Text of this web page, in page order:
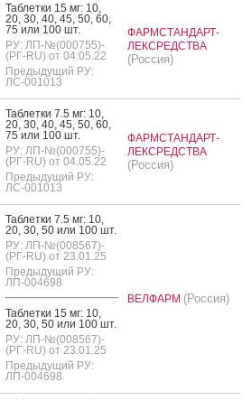
Таб­летки 15 мг: 10,
20, 30, 40, 45, 50, 60,
75 или 100 шт.
РУ: ЛП-№(000755)-
(РГ-RU) от 04.05.22
Предыдущий РУ:
ЛС-001013
ФАРМСТАНДАРТ-
ЛЕКСРЕДСТВА
(Россия)
Таб­летки 7.5 мг: 10,
20, 30, 40, 45, 50, 60,
75 или 100 шт.
РУ: ЛП-№(000755)-
(РГ-RU) от 04.05.22
Предыдущий РУ:
ЛС-001013
ФАРМСТАНДАРТ-
ЛЕКСРЕДСТВА
(Россия)
Таб­летки 7.5 мг: 10,
20, 30, 50 или 100 шт.
РУ: ЛП-№(008567)-
(РГ-RU) от 23.01.25
Предыдущий РУ:
ЛП-004698
Таб­летки 15 мг: 10,
20, 30, 50 или 100 шт.
РУ: ЛП-№(008567)-
(РГ-RU) от 23.01.25
Предыдущий РУ:
ЛП-004698
ВЕЛФАРМ (Россия)